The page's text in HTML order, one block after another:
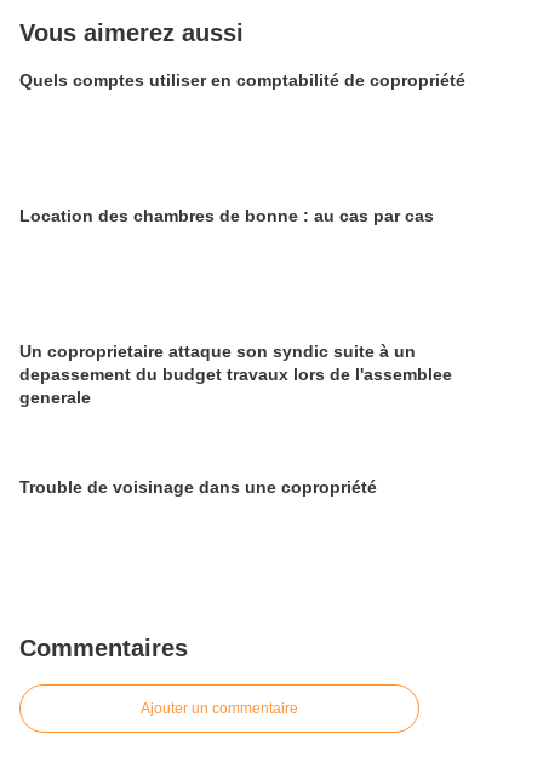
Vous aimerez aussi
Quels comptes utiliser en comptabilité de copropriété
Location des chambres de bonne : au cas par cas
Un coproprietaire attaque son syndic suite à un
depassement du budget travaux lors de l'assemblee
generale
Trouble de voisinage dans une copropriété
Commentaires
Ajouter un commentaire